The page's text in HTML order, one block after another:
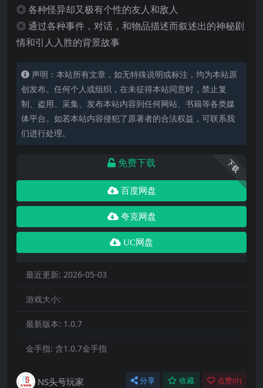
◎ 各种怪异却又极有个性的友人和敌人
◎ 通过各种事件，对话，和物品描述而叙述出的神秘剧
情和引人入胜的背景故事
声明：本站所有文章，如无特殊说明或标注，均为本站原
创发布。任何个人或组织，在未征得本站同意时，禁止复
制、盗用、采集、发布本站内容到任何网站、书籍等各类媒
体平台。如若本站内容侵犯了原著者的合法权益，可联系我
们进行处理。
下载
免费下载
百度网盘
夸克网盘
UC网盘
最近更新: 2026-05-03
游戏大小:
最新版本: 1.0.7
金手指: 含1.0.7金手指
NS头号玩家 分享 收藏 点赞(0)